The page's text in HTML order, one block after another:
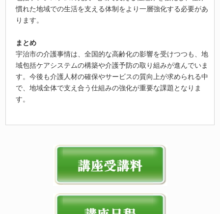
慣れた地域での生活を支える体制をより一層強化する必要があ
ります。
まとめ
宇治市の介護事情は、全国的な高齢化の影響を受けつつも、地
域包括ケアシステムの構築や介護予防の取り組みが進んでいま
す。今後も介護人材の確保やサービスの質向上が求められる中
で、地域全体で支え合う仕組みの強化が重要な課題となりま
す。